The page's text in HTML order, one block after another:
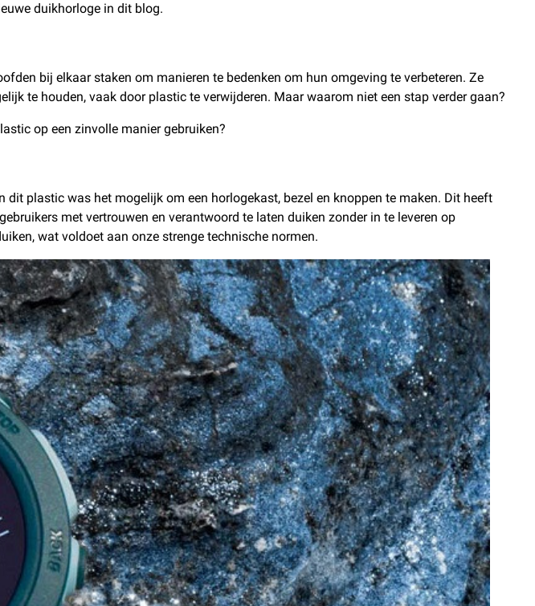
duikhorloge in dit blog.
bij elkaar staken om manieren te bedenken om hun omgeving te verbeteren. Ze
te houden, vaak door plastic te verwijderen. Maar waarom niet een stap verder gaan?
op een zinvolle manier gebruiken?
plastic was het mogelijk om een horlogekast, bezel en knoppen te maken. Dit heeft
met vertrouwen en verantwoord te laten duiken zonder in te leveren op
wat voldoet aan onze strenge technische normen.